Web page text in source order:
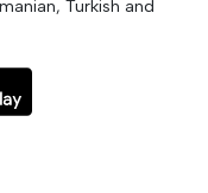
Turkish and